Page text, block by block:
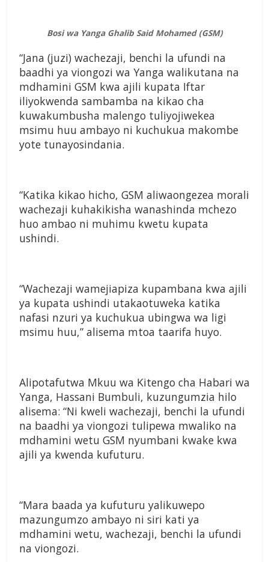
Bosi wa Yanga Ghalib Said Mohamed (GSM)
“Jana (juzi) wachezaji, benchi la ufundi na
baadhi ya viongozi wa Yanga walikutana na
mdhamini GSM kwa ajili kupata Iftar
iliyokwenda sambamba na kikao cha
kuwakumbusha malengo tuliyojiwekea
msimu huu ambayo ni kuchukua makombe
yote tunayosindania.
“Katika kikao hicho, GSM aliwaongezea morali
wachezaji kuhakikisha wanashinda mchezo
huo ambao ni muhimu kwetu kupata
ushindi.
“Wachezaji wamejiapiza kupambana kwa ajili
ya kupata ushindi utakaotuweka katika
nafasi nzuri ya kuchukua ubingwa wa ligi
msimu huu,” alisema mtoa taarifa huyo.
Alipotafutwa Mkuu wa Kitengo cha Habari wa
Yanga, Hassani Bumbuli, kuzungumzia hilo
alisema: “Ni kweli wachezaji, benchi la ufundi
na baadhi ya viongozi tulipewa mwaliko na
mdhamini wetu GSM nyumbani kwake kwa
ajili ya kwenda kufuturu.
“Mara baada ya kufuturu yalikuwepo
mazungumzo ambayo ni siri kati ya
mdhamini wetu, wachezaji, benchi la ufundi
na viongozi.